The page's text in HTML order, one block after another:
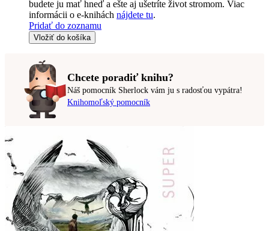
budete ju mať hneď a ešte aj ušetríte život stromom. Viac
informácii o e-knihách nájdete tu.
Pridať do zoznamu
Vložiť do košíka
Chcete poradiť knihu?
Náš pomocník Sherlock vám ju s radosťou vypátra!
Knihomoľský pomocník